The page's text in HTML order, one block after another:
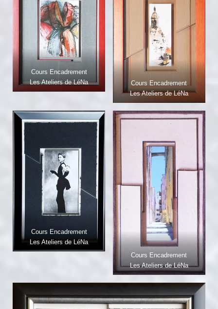
Cours Encadrement
Les Ateliers de LéNa
Cours Encadrement
Les Ateliers de LéNa
Cours Encadrement
Les Ateliers de LéNa
Cours Encadrement
Les Ateliers de LéNa